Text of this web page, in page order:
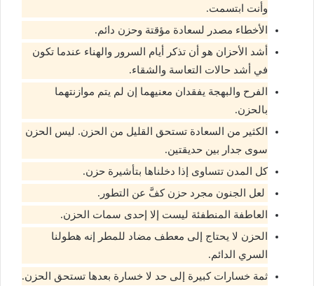
وأنت ابتسمت.
الأخطاء مصدر لسعادة مؤقتة وحزن دائم.
أشد الأحزان هو أن تذكر أيام السرور والهناء عندما تكون
في أشد حالات التعاسة والشقاء.
الفرح والبهجة يفقدان معنيهما إن لم يتم موازنتهما
بالحزن.
الكثير من السعادة تستحق القليل من الحزن. ليس الحزن
سوى جدار بين حديقتين.
كل المدن تتساوى إذا دخلناها بتأشيرة حزن.
لعل الجنون مجرد حزن كفَّ عن التطور.
العاطفة المنطفئة ليست إلا إحدى سمات الحزن.
الحزن لا يحتاج إلى معطف مضاد للمطر إنه هطولنا
السري الدائم.
ثمة خسارات كبيرة إلى حد لا خسارة بعدها تستحق الحزن.